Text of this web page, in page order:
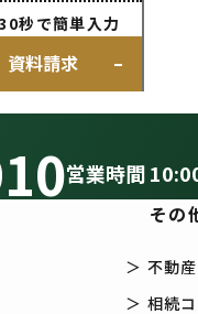
秒で簡単入力
資料請求
営業時間
その
＞ 不動
＞ 相続